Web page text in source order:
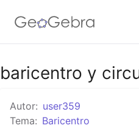
Google Classroom
GeoGebra Classroom
baricentro y
Autor: user359
Tema: Baricentro